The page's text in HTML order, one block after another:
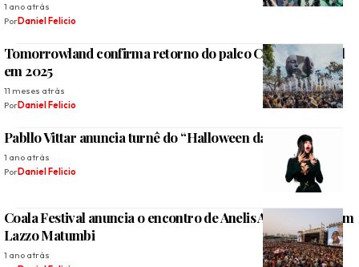
1 ano atrás
PorDaniel Felicio
Tomorrowland confirma retorno do palco CORE ao Brasil
em 2025
11 meses atrás
PorDaniel Felicio
Pabllo Vittar anuncia turnê do “Halloween da Pabllo”
1 ano atrás
PorDaniel Felicio
Coala Festival anuncia o encontro de Anelis Assumpção com
Lazzo Matumbi
1 ano atrás